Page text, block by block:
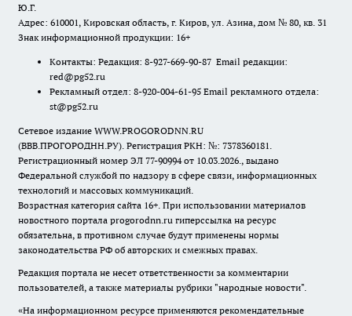
Ю.Г.
Адрес: 610001, Кировская область, г. Киров, ул. Азина, дом № 80, кв. 31
Знак информационной продукции: 16+
Контакты: Редакция: 8-927-669-90-87 Email редакции:
red@pg52.ru
Рекламный отдел: 8-920-004-61-95 Email рекламного отдела:
st@pg52.ru
Сетевое издание WWW.PROGORODNN.RU
(ВВВ.ПРОГОРОДНН.РУ). Регистрация РКН: №: 7378360181.
Регистрационный номер ЭЛ 77-90994 от 10.03.2026., выдано
Федеральной службой по надзору в сфере связи, информационных
технологий и массовых коммуникаций.
Возрастная категория сайта 16+. При использовании материалов
новостного портала progorodnn.ru гиперссылка на ресурс
обязательна, в противном случае будут применены нормы
законодательства РФ об авторских и смежных правах.
Редакция портала не несет ответственности за комментарии
пользователей, а также материалы рубрики "народные новости".
«На информационном ресурсе применяются рекомендательные